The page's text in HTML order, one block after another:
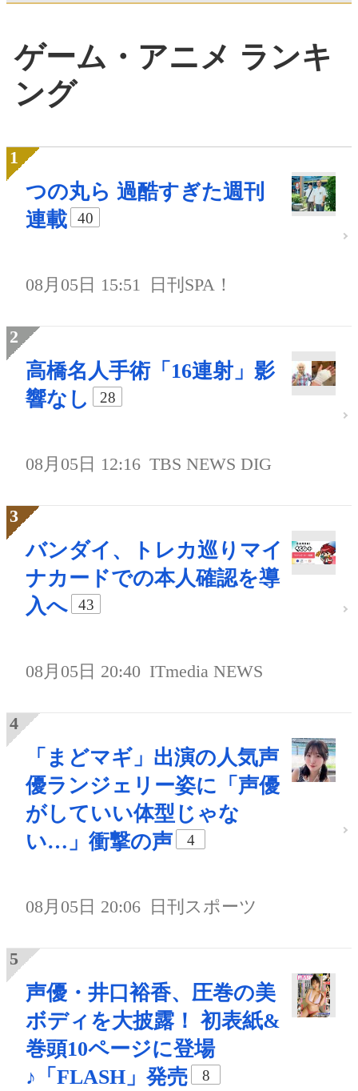
ゲーム・アニメ ランキ
ング
つの丸ら 過酷すぎた週刊
連載
40
08月05日 15:51 日刊SPA！
高橋名人手術「16連射」影
響なし
28
08月05日 12:16 TBS NEWS DIG
バンダイ、トレカ巡りマイ
ナカードでの本人確認を導
入へ
43
08月05日 20:40 ITmedia NEWS
「まどマギ」出演の人気声
優ランジェリー姿に「声優
がしていい体型じゃな
い…」衝撃の声
4
08月05日 20:06 日刊スポーツ
声優・井口裕香、圧巻の美
ボディを大披露！ 初表紙&
巻頭10ページに登場
♪「FLASH」発売
8